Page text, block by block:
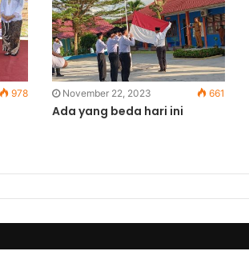
978 November 22, 2023 661
Ada yang beda hari ini